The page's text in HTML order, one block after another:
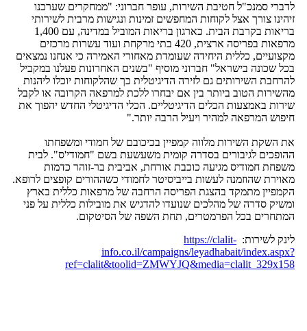
לדברי סמנכ"ל חטיבת השירות, עופר חברוני: "ממחקרים שערכנו
זיהינו צורך אצל לקוחות המחפשים זמינות ונגישות מרבית לשירותי
בריאות בקרבת הבית. כארגון בריאות המוביל במדינה, עם 1,400
מרפאות בפריסה ארצית, 420 בתי מרקחת ועוד עשרות מרכזים
מקצועיים, כללית היחידה שעומדת מאחורי האמירה כי אנחנו נמצאים
בכל שכונה בישראל" חברוני מוסיף "בשנים האחרונות פעלנו במקביל
להרחבת השירותים גם לזירה הדיגיטלית כך שהלקוחות יוכלו ליהנות
מהשירות הטוב ביותר בין אם יבחרו ללכת למרפאה הקרובה או לקבל
שירות באמצעות הכלים הדיגיטליים. הכלי הדיגיטלי החדש יהפוך את
חיפוש המרפאה למהיר ויעיל הרבה יותר."
את השקת השירות מלווה קמפיין בכיכובם של חמודי ומשפחתו
ההופכים לגיבורים בסדרה קומית משעשעת בשם "חמודי'ס". לבית
משפחת חמודיס מגיעה כוכבת אורחת, אביבית בר-זוהר כדמות
מאוירת שהוזמנה לעשות בייביסיטר לחמודי כשההורים קופצים לרופא.
הקמפיין מתמקד בהצגת הפריסה הרחבה של מרפאות כללית בארץ
ומשיק סדרה של מהלכים שנועדו להדגיש את מובילות כללית על פני
המתחרים בכל הפרמטרים, תחת השפה של הסיטקום.
לינק לשירות: https://clalit-
info.co.il/campaigns/leyadhabait/index.aspx?
ref=clalit&toolid=ZMWYJQ&media=clalit_329x158